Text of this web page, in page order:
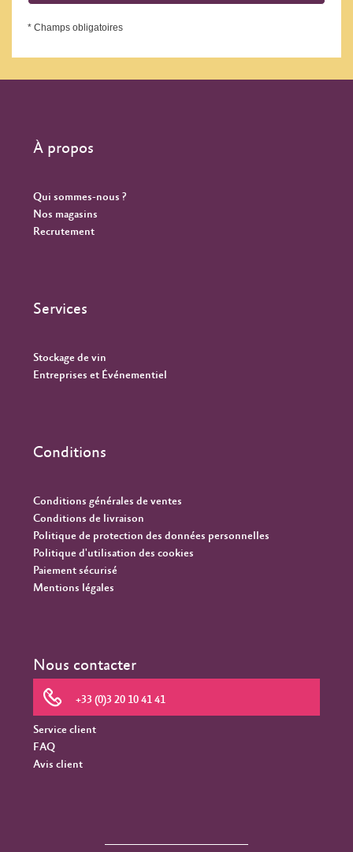
* Champs obligatoires
À propos
Qui sommes-nous ?
Nos magasins
Recrutement
Services
Stockage de vin
Entreprises et Événementiel
Conditions
Conditions générales de ventes
Conditions de livraison
Politique de protection des données personnelles
Politique d'utilisation des cookies
Paiement sécurisé
Mentions légales
Nous contacter
+33 (0)3 20 10 41 41
Service client
FAQ
Avis client